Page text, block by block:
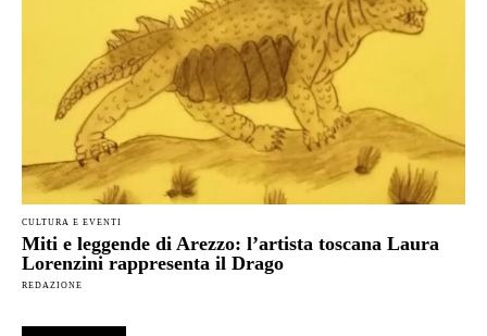
CULTURA E EVENTI
Miti e leggende di Arezzo: l’artista toscana Laura
Lorenzini rappresenta il Drago
REDAZIONE